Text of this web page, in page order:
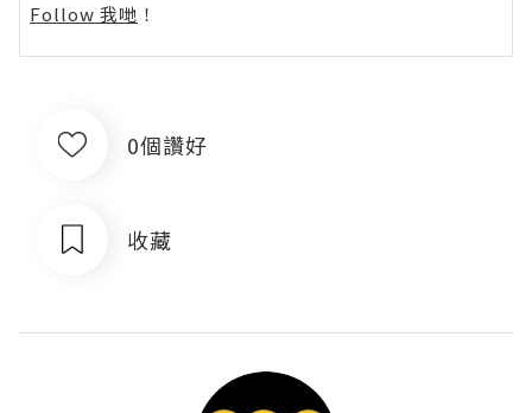
Follow 我哋 ！
0個讚好
收藏